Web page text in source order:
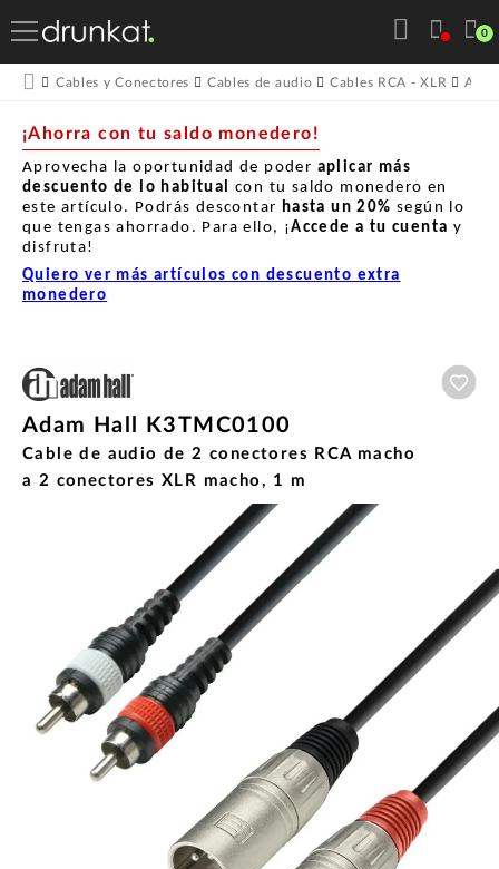
0
Cables y Conectores Cables de audio Cables RCA - XLR
¡Ahorra con tu saldo monedero!
Aprovecha la oportunidad de poder aplicar más
descuento de lo habitual con tu saldo monedero en
este artículo. Podrás descontar hasta un 20% según lo
que tengas ahorrado. Para ello, ¡Accede a tu cuenta y
disfruta!
Quiero ver más artículos con descuento extra
monedero
Adam Hall K3TMC0100
Cable de audio de 2 conectores RCA macho
a 2 conectores XLR macho, 1 m